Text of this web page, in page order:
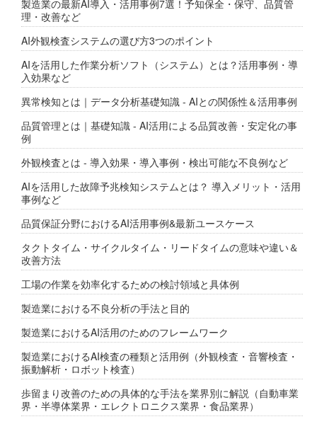
製造業の最新AI導入・活用事例7選！予知保全・保守、品質管
理・改善など
AI外観検査システムの選び方3つのポイント
AIを活用した作業分析ソフト（システム）とは？活用事例・導
入効果など
異常検知とは｜データ分析基礎知識 - AIとの関係性＆活用事例
品質管理とは｜基礎知識 - AI活用による品質改善・安定化の事
例
外観検査とは - 導入効果・導入事例・検出可能な不良例など
AIを活用した故障予兆検知システムとは？ 導入メリット・活用
事例など
品質保証分野におけるAI活用事例&最新ユースケース
タクトタイム・サイクルタイム・リードタイムの意味や違い＆
改善方法
工場の作業を効率化するための検討領域と具体例
製造業における不良分析の手法と目的
製造業におけるAI活用のためのフレームワーク
製造業におけるAI検査の種類と活用例（外観検査・音響検査・
振動解析・ロボット検査）
歩留まり改善のための具体的な手法を業界別に解説（自動車業
界・半導体業界・エレクトロニクス業界・食品業界）